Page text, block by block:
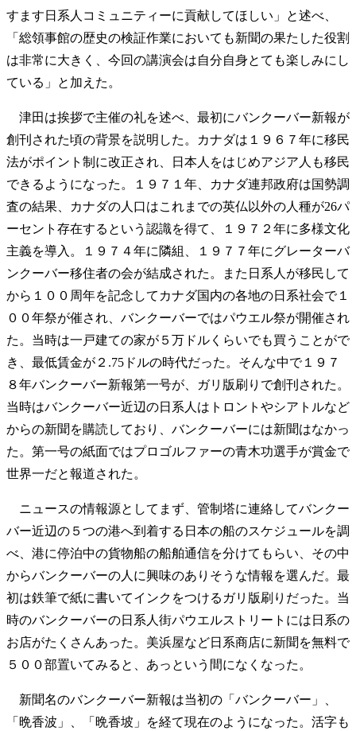
すます日系人コミュニティーに貢献してほしい」と述べ、
「総領事館の歴史の検証作業においても新聞の果たした役割
は非常に大きく、今回の講演会は自分自身とても楽しみにし
ている」と加えた。
津田は挨拶で主催の礼を述べ、最初にバンクーバー新報が
創刊された頃の背景を説明した。カナダは１９６７年に移民
法がポイント制に改正され、日本人をはじめアジア人も移民
できるようになった。１９７１年、カナダ連邦政府は国勢調
査の結果、カナダの人口はこれまでの英仏以外の人種が26パ
ーセント存在するという認識を得て、１９７２年に多様文化
主義を導入。１９７４年に隣組、１９７７年にグレーターバ
ンクーバー移住者の会が結成された。また日系人が移民して
から１００周年を記念してカナダ国内の各地の日系社会で１
００年祭が催され、バンクーバーではパウエル祭が開催され
た。当時は一戸建ての家が５万ドルくらいでも買うことがで
き、最低賃金が２.75ドルの時代だった。そんな中で１９７
８年バンクーバー新報第一号が、ガリ版刷りで創刊された。
当時はバンクーバー近辺の日系人はトロントやシアトルなど
からの新聞を購読しており、バンクーバーには新聞はなかっ
た。第一号の紙面ではプロゴルファーの青木功選手が賞金で
世界一だと報道された。
ニュースの情報源としてまず、管制塔に連絡してバンクー
バー近辺の５つの港へ到着する日本の船のスケジュールを調
べ、港に停泊中の貨物船の船舶通信を分けてもらい、その中
からバンクーバーの人に興味のありそうな情報を選んだ。最
初は鉄筆で紙に書いてインクをつけるガリ版刷りだった。当
時のバンクーバーの日系人街パウエルストリートには日系の
お店がたくさんあった。美浜屋など日系商店に新聞を無料で
５００部置いてみると、あっという間になくなった。
新聞名のバンクーバー新報は当初の「バンクーバー」、
「晩香波」、「晩香坡」を経て現在のようになった。活字も